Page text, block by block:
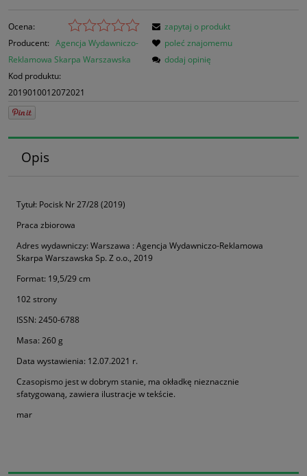
Ocena:
Producent: Agencja Wydawniczo-
Reklamowa Skarpa Warszawska
Kod produktu:
2019010012072021
zapytaj o produkt
poleć znajomemu
dodaj opinię
Opis
Tytuł: Pocisk Nr 27/28 (2019)
Praca zbiorowa
Adres wydawniczy: Warszawa : Agencja Wydawniczo-Reklamowa
Skarpa Warszawska Sp. Z o.o., 2019
Format: 19,5/29 cm
102 strony
ISSN: 2450-6788
Masa: 260 g
Data wystawienia: 12.07.2021 r.
Czasopismo jest w dobrym stanie, ma okładkę nieznacznie
sfatygowaną, zawiera ilustracje w tekście.
mar